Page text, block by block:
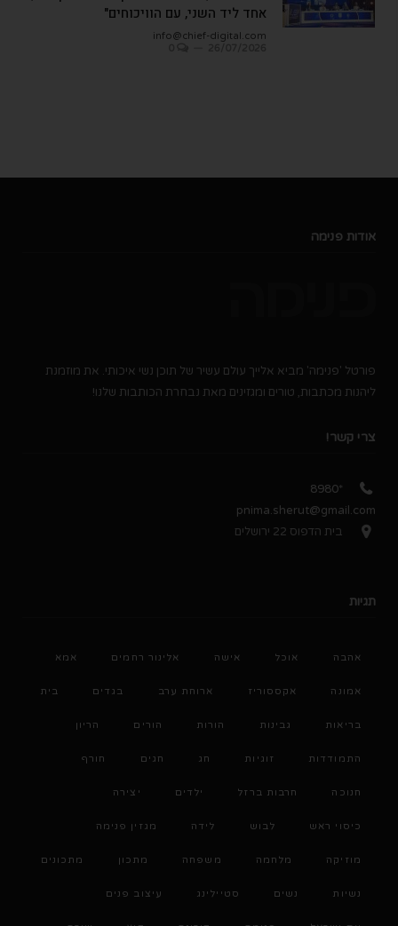
אחד ליד השני, עם הוויכוחים"
info@chief-digital.com
אודות פנימה
פורטל 'פנימה' מביא אלייך עולם עשיר של תוכן נשי איכותי. את מוזמנת
ליהנות מכתבות, טורים ומגזינים מאת נבחרת הכותבות שלנו!
צרי קשר!
*8980
pnima.sherut@gmail.com
בית הדפוס 22 ירושלים
תגיות
אהבה אוכל אישה אלינור רחמים אמא
אמונה אקססוריז ארוחת ערב בגדים בית
בריאות גבינות הורות הורים הריון
התמודדות זוגיות חג חגים חורף
חנוכה חרבות ברזל ילדים יצירה
כיסוי ראש לבוש לידה מגזין פנימה
מוזיקה מלחמה משפחה מתכון מתכונים
נשיות נשים סטיילינג עיצוב פנים